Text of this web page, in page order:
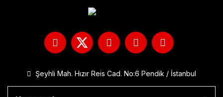
Şeyhli Mah. Hızır Reis Cad. No:6 Pendik / İstanbul